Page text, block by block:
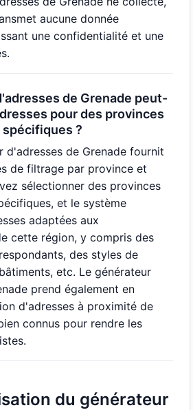
aucune donnée
une confidentialité et une
de Grenade peut-
pour des provinces
?
d'adresses de Grenade fournit
de filtrage par province et
sélectionner des provinces
et le système
adaptées aux
cette région, y compris des
des styles de
etc. Le générateur
prend également en
d'adresses à proximité de
connus pour rendre les
du générateur